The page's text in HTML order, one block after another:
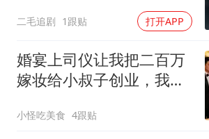
二毛追剧 1跟贴 打开APP
婚宴上司仪让我把二百万
嫁妆给小叔子创业，我一
小怪吃美食 4跟贴